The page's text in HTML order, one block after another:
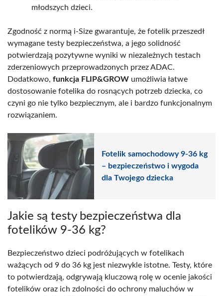
młodszych dzieci.
Zgodność z normą i-Size gwarantuje, że fotelik przeszedł
wymagane testy bezpieczeństwa, a jego solidność
potwierdzają pozytywne wyniki w niezależnych testach
zderzeniowych przeprowadzonych przez ADAC.
Dodatkowo, funkcja FLIP&GROW umożliwia łatwe
dostosowanie fotelika do rosnących potrzeb dziecka, co
czyni go nie tylko bezpiecznym, ale i bardzo funkcjonalnym
rozwiązaniem.
Fotelik samochodowy 9-36 kg
– bezpieczeństwo i wygoda
dla Twojego dziecka
Jakie są testy bezpieczeństwa dla
fotelików 9-36 kg?
Bezpieczeństwo dzieci podróżujących w fotelikach
ważących od 9 do 36 kg jest niezwykle istotne. Testy, które
to potwierdzają, odgrywają kluczową rolę w ocenie jakości
fotelików oraz ich zdolności do ochrony maluchów w